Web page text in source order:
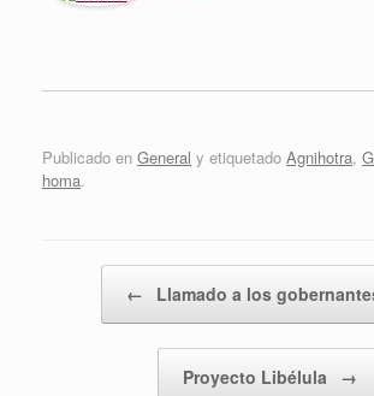
Publicado en General y etiquetado Agnihotra,
homa.
← Llamado a los
Proyecto Libélula →